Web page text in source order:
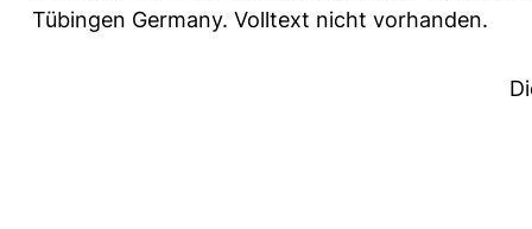
Tübingen Germany. Volltext nicht vorhanden.